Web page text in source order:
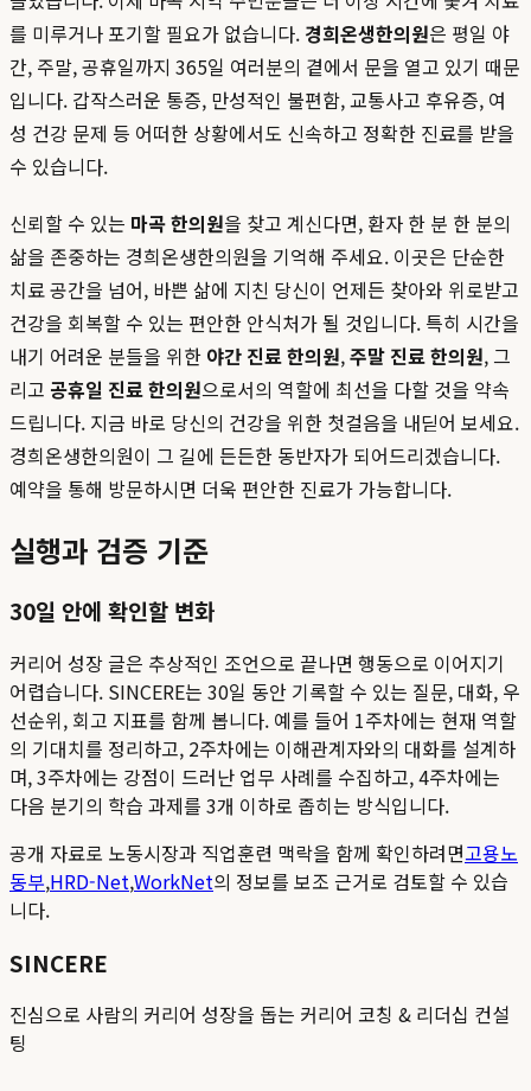
를 미루거나 포기할 필요가 없습니다. 경희온생한의원은 평일 야
간, 주말, 공휴일까지 365일 여러분의 곁에서 문을 열고 있기 때문
입니다. 갑작스러운 통증, 만성적인 불편함, 교통사고 후유증, 여
성 건강 문제 등 어떠한 상황에서도 신속하고 정확한 진료를 받을
수 있습니다.
신뢰할 수 있는 마곡 한의원을 찾고 계신다면, 환자 한 분 한 분의
삶을 존중하는 경희온생한의원을 기억해 주세요. 이곳은 단순한
치료 공간을 넘어, 바쁜 삶에 지친 당신이 언제든 찾아와 위로받고
건강을 회복할 수 있는 편안한 안식처가 될 것입니다. 특히 시간을
내기 어려운 분들을 위한 야간 진료 한의원,주말 진료 한의원, 그
리고 공휴일 진료 한의원으로서의 역할에 최선을 다할 것을 약속
드립니다. 지금 바로 당신의 건강을 위한 첫걸음을 내딛어 보세요.
경희온생한의원이 그 길에 든든한 동반자가 되어드리겠습니다.
예약을 통해 방문하시면 더욱 편안한 진료가 가능합니다.
실행과 검증 기준
30일 안에 확인할 변화
커리어 성장 글은 추상적인 조언으로 끝나면 행동으로 이어지기
어렵습니다. SINCERE는 30일 동안 기록할 수 있는 질문, 대화, 우
선순위, 회고 지표를 함께 봅니다. 예를 들어 1주차에는 현재 역할
의 기대치를 정리하고, 2주차에는 이해관계자와의 대화를 설계하
며, 3주차에는 강점이 드러난 업무 사례를 수집하고, 4주차에는
다음 분기의 학습 과제를 3개 이하로 좁히는 방식입니다.
공개 자료로 노동시장과 직업훈련 맥락을 함께 확인하려면고용노
동부,HRD-Net,WorkNet의 정보를 보조 근거로 검토할 수 있습
니다.
SINCERE
진심으로 사람의 커리어 성장을 돕는 커리어 코칭 & 리더십 컨설
팅